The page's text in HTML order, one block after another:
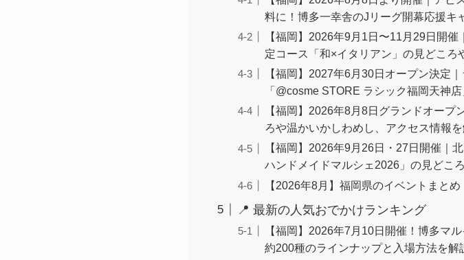
料に！博多一幸舎のJリーグ開幕応援キ
【福岡】2026年9月1日〜11月29日開
定コース「和×イタリアン」の見どころ
【福岡】2027年6月30日オープン決定
「@cosme STORE ラシック福岡天神
【福岡】2026年8月8日グランドオー
ろや温かいかしわめし、アクセス情報を
【福岡】2026年9月26日・27日開催｜
ハンドメイドマルシェ2026」の見どこ
【2026年8月】福岡県のイベントまとめ
📍 最新の人気おでかけランキング
【福岡】2026年7月10日開催！博多マ
約200種のラインナップと入場方法を解